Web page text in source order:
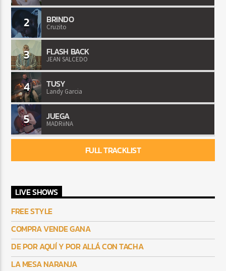
2 BRINDO
Cruzito
3 FLASH BACK
JEAN SALCEDO
4 TUSY
Landy Garcia
5 JUEGA
MADRiiNA
FULL TRACKLIST
LIVE SHOWS
FREE STYLE
COMPRA VENDE GANA
DE POR AQUÍ Y POR ALLÁ CON TACHA
LA MESA NARANJA